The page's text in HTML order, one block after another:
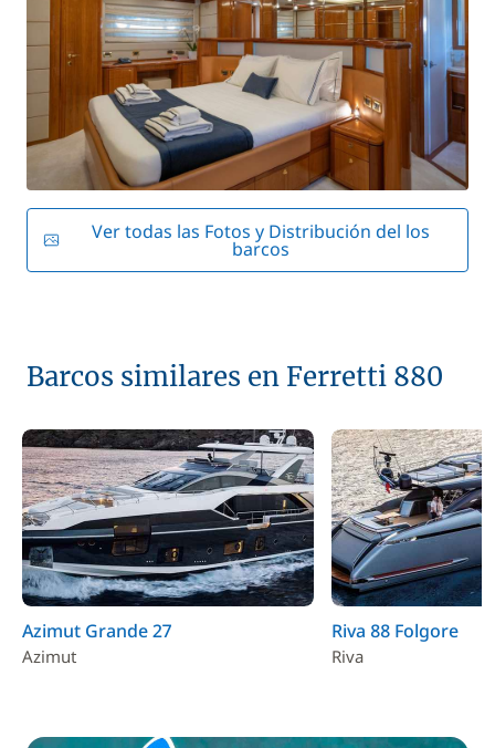
Ver todas las Fotos y Distribución del los
barcos
Barcos similares en Ferretti 880
Azimut Grande 27
Azimut
Riva 88 Folgore
Riva